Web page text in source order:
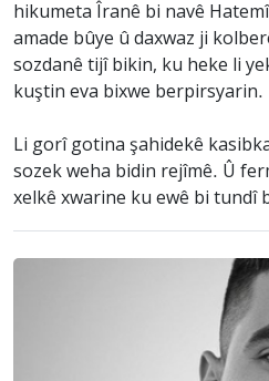
hikumeta Îranê bi navê
amade bûye û daxwaz ji
sozdanê tijî bikin, ku heke li
kuştin eva bixwe berpirsyarin.
Li gorî gotina şahidekê
sozek weha bidin rejîmê. Û
xelkê xwarine ku ewê bi tundî